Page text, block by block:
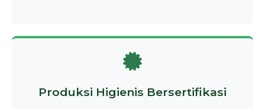
Produksi Higienis Bersertifikasi